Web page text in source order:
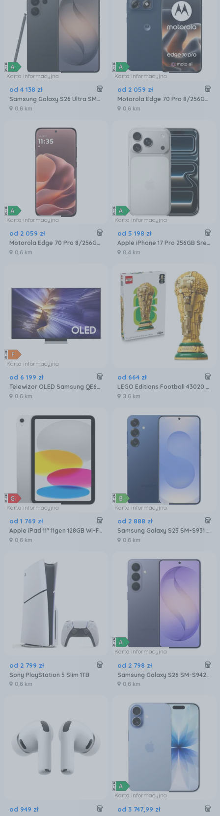
Karta informacyjna
od 4 138 zł
Samsung Galaxy S26 Ultra SM-S948 5G 12/256GB Czarny
0,6 km
Karta informacyjna
od 2 059 zł
Motorola Edge 70 Pro 8/256GB Granatowy
0,6 km
Karta informacyjna
od 2 059 zł
Motorola Edge 70 Pro 8/256GB Bordowy
0,6 km
Karta informacyjna
od 5 198 zł
Apple iPhone 17 Pro 256GB Srebrny
0,4 km
Karta informacyjna
od 6 199 zł
Telewizor OLED Samsung QE65S90FATXXH 65 cali 4K UHD
0,6 km
od 664 zł
LEGO Editions Football 43020 Oficjalny Puchar Świata FIFA
3,6 km
Karta informacyjna
od 1 769 zł
Apple iPad 11" 11gen 128GB Wi-Fi Srebrny (MD3Y4HCA)
0,6 km
Karta informacyjna
od 2 888 zł
Samsung Galaxy S25 SM-S931 12/256GB Granatowy
0,6 km
od 2 799 zł
Sony PlayStation 5 Slim 1TB
0,6 km
Karta informacyjna
od 2 798 zł
Samsung Galaxy S26 SM-S942 12/256GB Fioletowy
0,6 km
od 949 zł
Karta informacyjna
od 3 747,99 zł